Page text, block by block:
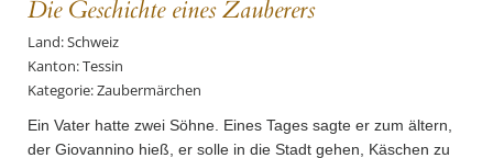
Die Geschichte eines Zauberers
Land: Schweiz
Kanton: Tessin
Kategorie: Zaubermärchen
Ein Vater hatte zwei Söhne. Eines Tages sagte er zum ältern,
der Giovannino hieß, er solle in die Stadt gehen, Käschen zu